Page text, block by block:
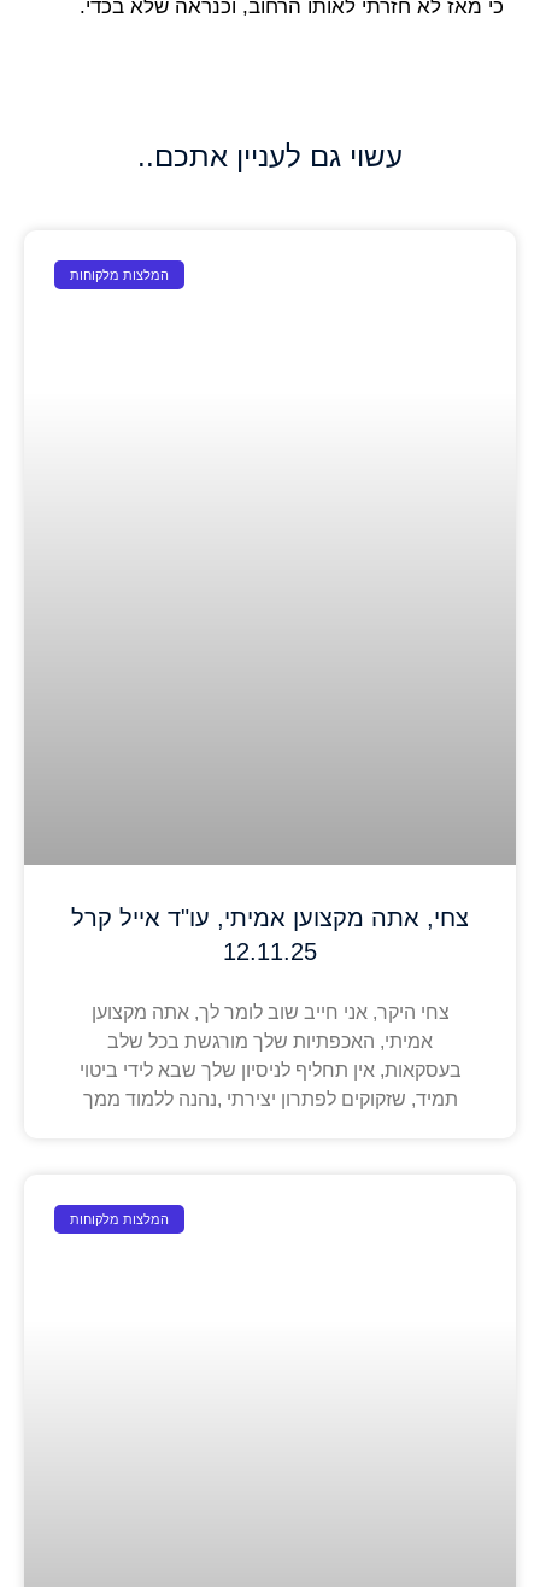
כי מאז לא חזרתי לאותו הרחוב, וכנראה שלא בכדי.
עשוי גם לעניין אתכם..
המלצות מלקוחות
צחי, אתה מקצוען אמיתי, עו"ד אייל קרל
12.11.25
צחי היקר, אני חייב שוב לומר לך, אתה מקצוען
אמיתי, האכפתיות שלך מורגשת בכל שלב
בעסקאות, אין תחליף לניסיון שלך שבא לידי ביטוי
תמיד, שזקוקים לפתרון יצירתי ,נהנה ללמוד ממך
המלצות מלקוחות